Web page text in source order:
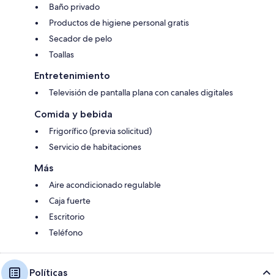
Baño privado
Productos de higiene personal gratis
Secador de pelo
Toallas
Entretenimiento
Televisión de pantalla plana con canales digitales
Comida y bebida
Frigorífico (previa solicitud)
Servicio de habitaciones
Más
Aire acondicionado regulable
Caja fuerte
Escritorio
Teléfono
Políticas